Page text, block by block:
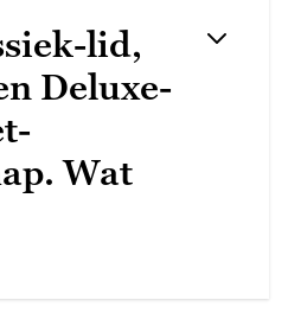
lid,
Deluxe-
Wat